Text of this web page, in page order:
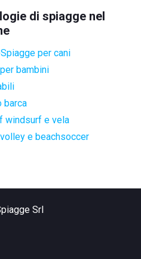
di spiagge nel
Spiagge per cani
bambini
barca
windsurf e vela
e beachsoccer
Srl